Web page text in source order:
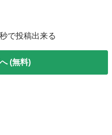
で投稿出来る
(無料)